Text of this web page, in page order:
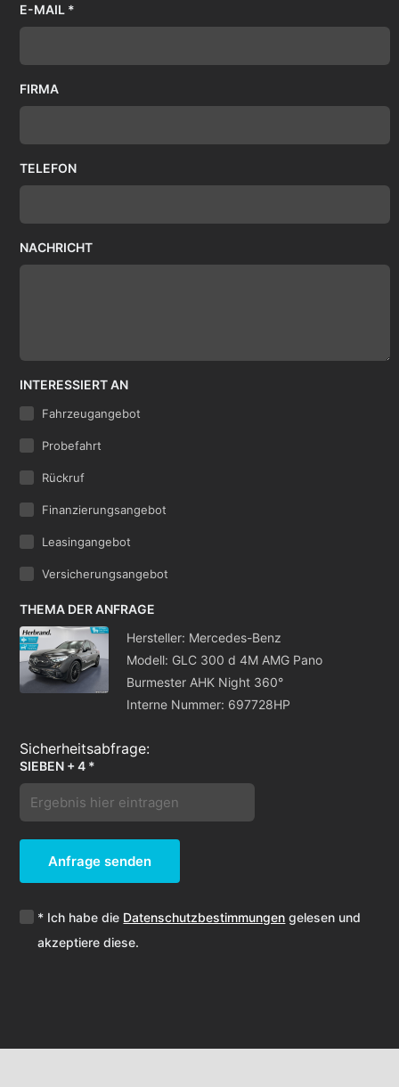
E-MAIL *
FIRMA
TELEFON
NACHRICHT
INTERESSIERT AN
Fahrzeugangebot
Probefahrt
Rückruf
Finanzierungsangebot
Leasingangebot
Versicherungsangebot
THEMA DER ANFRAGE
Hersteller: Mercedes-Benz
Modell: GLC 300 d 4M AMG Pano
Burmester AHK Night 360°
Interne Nummer: 697728HP
SIEBEN + 4 *
Anfrage senden
* Ich habe die Datenschutzbestimmungen gelesen und
akzeptiere diese.